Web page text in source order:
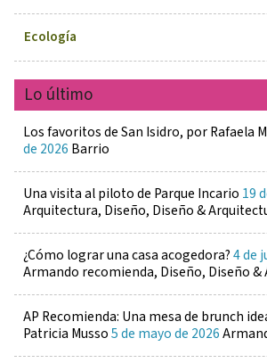
Ecología
Lo último
Los favoritos de San Isidro, por Rafaela
de 2026 Barrio
Una visita al piloto de Parque Incario 19
Arquitectura, Diseño, Diseño &
¿Cómo lograr una casa acogedora?4 de
Armando recomienda, Diseño, Diseño
AP Recomienda: Una mesa de brunch
Patricia Musso5 de mayo de 2026